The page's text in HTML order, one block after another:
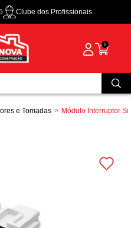
Clube dos Profissionais
0
e Tomadas Módulo Interruptor